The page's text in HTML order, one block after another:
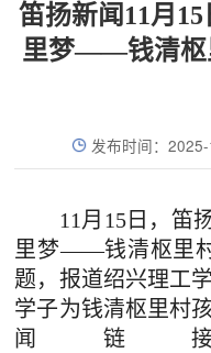
笛扬新闻11月
里梦——钱清枢
发布时间：
11月15日，笛扬
里梦——钱清枢里
题，报道绍兴理工
学子为钱清枢里村
闻链